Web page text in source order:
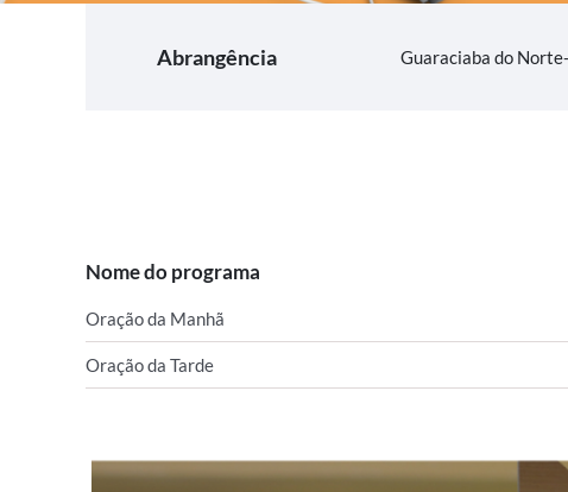
Abrangência Guaraciaba do
Nome do programa
Oração da Manhã
Oração da Tarde